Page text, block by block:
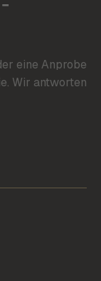
eine Anprobe
Wir antworten